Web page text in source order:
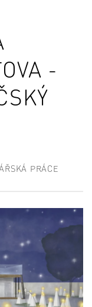
-
PRÁCE